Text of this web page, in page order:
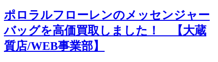
ポロラルフローレンのメッセンジャー
バッグを高価買取しました！ 【大蔵
質店/WEB事業部】